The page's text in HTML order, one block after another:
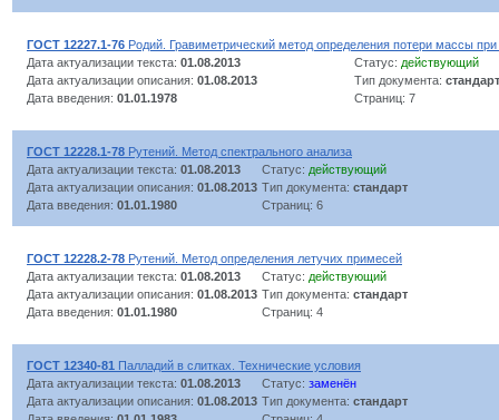
ГОСТ 12227.1-76 Родий. Гравиметрический метод определения потери массы при
Дата актуализации текста: 01.08.2013 Статус: действующий
Дата актуализации описания: 01.08.2013 Тип документа: стандарт
Дата введения: 01.01.1978 Страниц: 7
ГОСТ 12228.1-78 Рутений. Метод спектрального анализа
Дата актуализации текста: 01.08.2013 Статус: действующий
Дата актуализации описания: 01.08.2013 Тип документа: стандарт
Дата введения: 01.01.1980 Страниц: 6
ГОСТ 12228.2-78 Рутений. Метод определения летучих примесей
Дата актуализации текста: 01.08.2013 Статус: действующий
Дата актуализации описания: 01.08.2013 Тип документа: стандарт
Дата введения: 01.01.1980 Страниц: 4
ГОСТ 12340-81 Палладий в слитках. Технические условия
Дата актуализации текста: 01.08.2013 Статус: заменён
Дата актуализации описания: 01.08.2013 Тип документа: стандарт